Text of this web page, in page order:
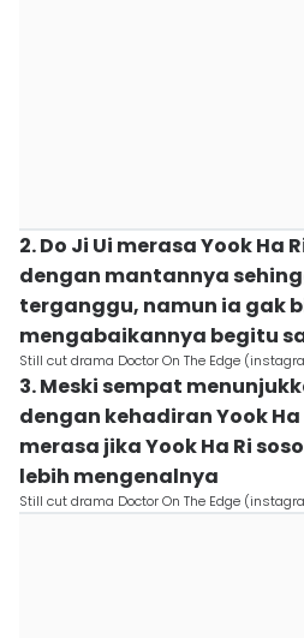
2. Do Ji Ui merasa Yook Ha
dengan mantannya
terganggu, namun ia gak
mengabaikannya begitu
Still cut drama Doctor On The Edge
3. Meski sempat
dengan kehadiran Yook Ha
merasa jika Yook Ha Ri
lebih mengenalnya
Still cut drama Doctor On The Edge